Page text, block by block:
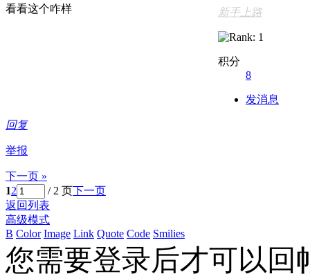
看看这个咋样 新手上路
积分
8
发消息
回复
举报
下一页 »
12 / 2 页下一页
返回列表
高级模式
B Color Image Link Quote Code Smilies
您需要登录后才可以回